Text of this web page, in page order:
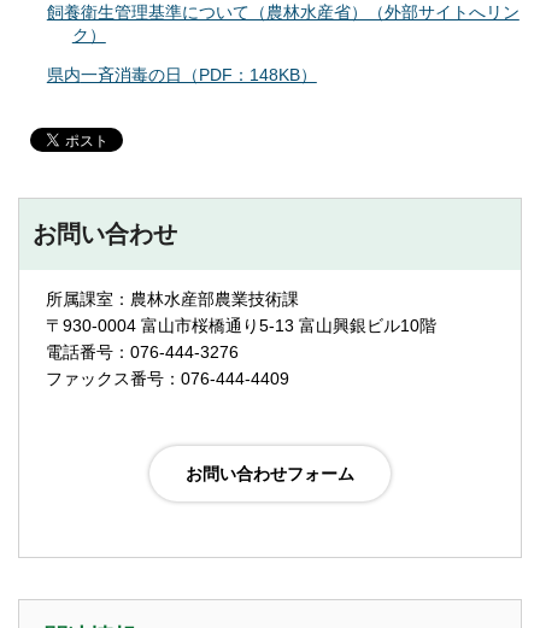
飼養衛生管理基準について（農林水産省）（外部サイトへリン
ク）
県内一斉消毒の日（PDF：148KB）
お問い合わせ
所属課室：農林水産部農業技術課
〒930-0004 富山市桜橋通り5-13 富山興銀ビル10階
電話番号：076-444-3276
ファックス番号：076-444-4409